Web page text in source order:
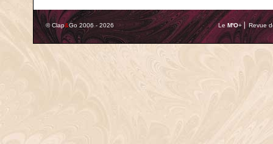
© Clap&Go 2006 - 2026 Le M'O+ ⎢ Revue